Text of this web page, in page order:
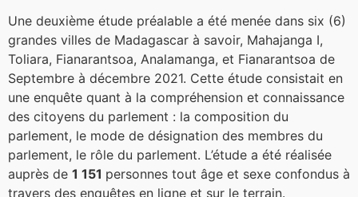
Une deuxième étude préalable a été menée dans six (6)
grandes villes de Madagascar à savoir, Mahajanga I,
Toliara, Fianarantsoa, Analamanga, et Fianarantsoa de
Septembre à décembre 2021. Cette étude consistait en
une enquête quant à la compréhension et connaissance
des citoyens du parlement : la composition du
parlement, le mode de désignation des membres du
parlement, le rôle du parlement. L’étude a été réalisée
auprès de 1 151 personnes tout âge et sexe confondus à
travers des enquêtes en ligne et sur le terrain.